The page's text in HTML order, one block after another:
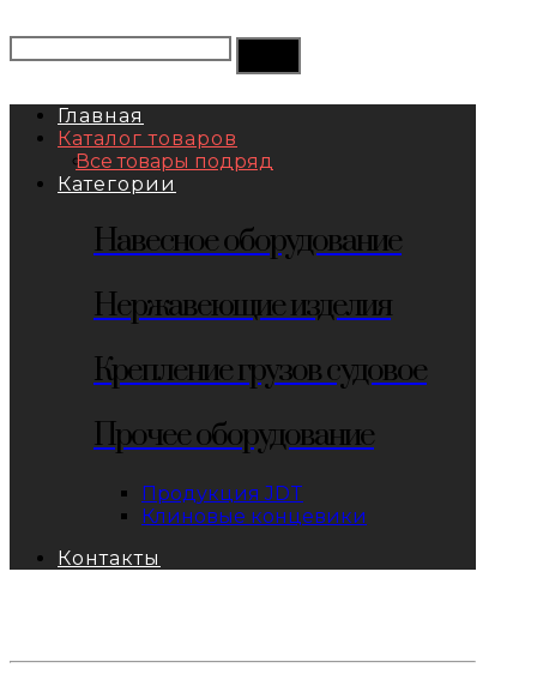
Главная
Каталог товаров
Все товары подряд
Категории
Навесное оборудование
Нержавеющие изделия
Крепление грузов судовое
Прочее оборудование
Продукция JDT
Клиновые концевики
Контакты